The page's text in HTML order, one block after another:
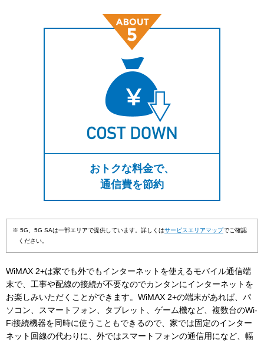
おトクな料金で、
通信費を節約
※ 5G、5G SAは一部エリアで提供しています。詳しくはサービスエリアマップでご確認
ください。
WiMAX 2+は家でも外でもインターネットを使えるモバイル通信端
末で、工事や配線の接続が不要なのでカンタンにインターネットを
お楽しみいただくことができます。WiMAX 2+の端末があれば、パ
ソコン、スマートフォン、タブレット、ゲーム機など、複数台のWi-
Fi接続機器を同時に使うこともできるので、家では固定のインター
ネット回線の代わりに、外ではスマートフォンの通信用になど、幅